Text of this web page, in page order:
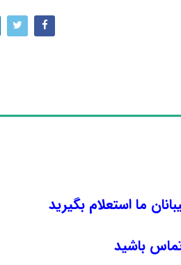
ما استعلام بگیرید
باشید